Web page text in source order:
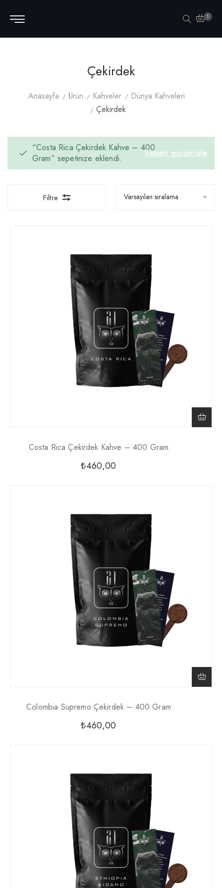
1
Çekirdek
Anasayfa Ürün Kahveler
Dünya Kahveleri
Çekirdek
Sepeti görüntüle
“Costa Rica Çekirdek Kahve – 400
Gram” sepetinize eklendi.
Filtre
Costa Rica Çekirdek Kahve – 400 Gram
₺460,00
Colombia Supremo Çekirdek – 400 Gram
₺460,00